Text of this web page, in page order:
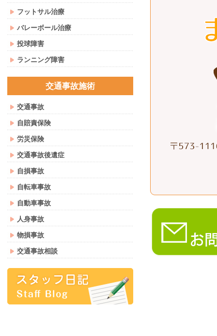
フットサル治療
バレーボール治療
投球障害
ランニング障害
交通事故施術
交通事故
自賠責保険
労災保険
交通事故後遺症
自損事故
自転車事故
自動車事故
人身事故
物損事故
交通事故相談